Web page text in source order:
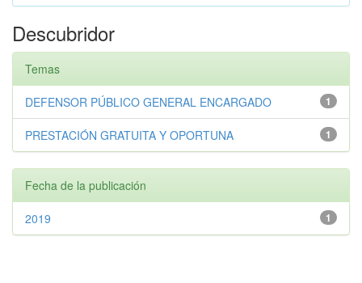
Descubridor
Temas
1
DEFENSOR PÚBLICO GENERAL ENCARGADO
1
PRESTACIÓN GRATUITA Y OPORTUNA
Fecha de la publicación
1
2019